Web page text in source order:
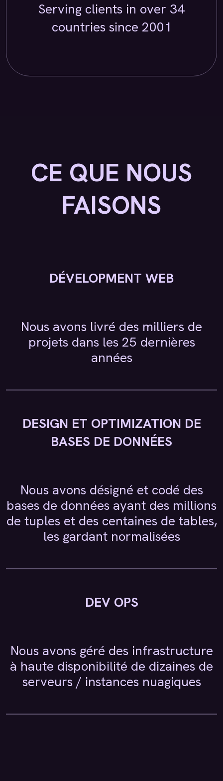
Serving clients in over 34
countries since 2001
CE QUE NOUS
FAISONS
DÉVELOPMENT WEB
Nous avons livré des milliers de
projets dans les 25 dernières
années
DESIGN ET OPTIMIZATION DE
BASES DE DONNÉES
Nous avons désigné et codé des
bases de données ayant des millions
de tuples et des centaines de tables,
les gardant normalisées
DEV OPS
Nous avons géré des infrastructure
à haute disponibilité de dizaines de
serveurs / instances nuagiques